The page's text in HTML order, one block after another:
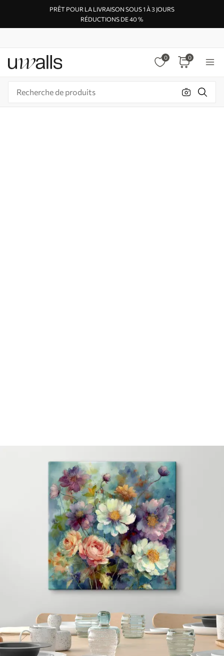
PRÊT POUR LA LIVRAISON SOUS 1 À 3 JOURS
RÉDUCTIONS DE 40 %
0 0